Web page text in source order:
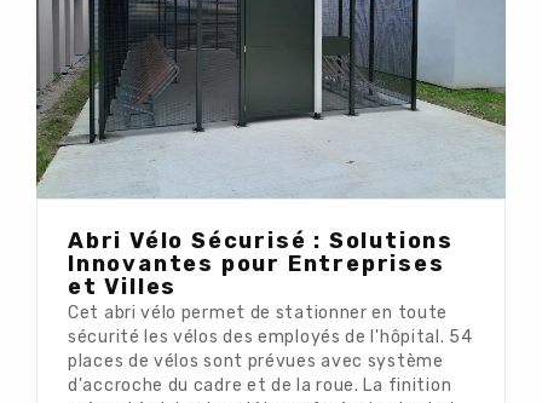
Abri Vélo Sécurisé : Solutions
Innovantes pour Entreprises
et Villes
Cet abri vélo permet de stationner en toute
sécurité les vélos des employés de l'hôpital. 54
places de vélos sont prévues avec système
d'accroche du cadre et de la roue. La finition